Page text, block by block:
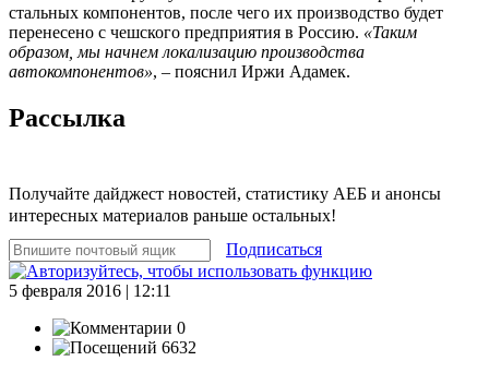
стальных компонентов, после чего их производство будет
перенесено с чешского предприятия в Россию. «Таким
образом, мы начнем локализацию производства
автокомпонентов», – пояснил Иржи Адамек.
Рассылка
Получайте дайджест новостей, статистику АЕБ и анонсы
интересных материалов раньше остальных!
Подписаться
5 февраля 2016 | 12:11
0
6632